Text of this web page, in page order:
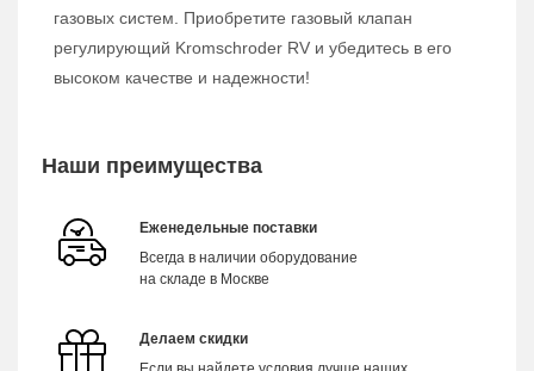
газовых систем. Приобретите газовый клапан
регулирующий Kromschroder RV и убедитесь в его
высоком качестве и надежности!
Наши преимущества
Еженедельные поставки
Всегда в наличии оборудование
на складе в Москве
Делаем скидки